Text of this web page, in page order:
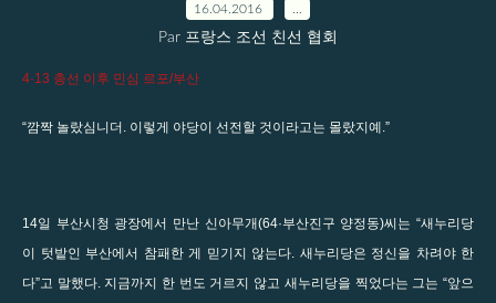
16.04.2016
Par 프랑스 조선 친선 협회
4·13 총선 이후 민심 르포/부산
“깜짝 놀랐심니더. 이렇게 야당이 선전할 것이라고는 몰랐지예.”
14일 부산시청 광장에서 만난 신아무개(64·부산진구 양정동)씨는 “새누리당
이 텃밭인 부산에서 참패한 게 믿기지 않는다. 새누리당은 정신을 차려야 한
다”고 말했다. 지금까지 한 번도 거르지 않고 새누리당을 찍었다는 그는 “앞으